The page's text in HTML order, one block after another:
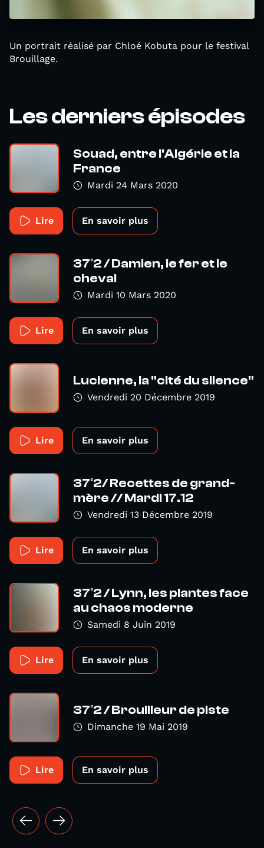
Un portrait réalisé par Chloé Kobuta pour le festival
Brouillage.
Les derniers épisodes
Souad, entre l'Algérie et la
France
Mardi 24 Mars 2020
Lire En savoir plus
37°2 / Damien, le fer et le
cheval
Mardi 10 Mars 2020
Lire En savoir plus
Lucienne, la "cité du silence"
Vendredi 20 Décembre 2019
Lire En savoir plus
37°2/ Recettes de grand-
mère // Mardi 17.12
Vendredi 13 Décembre 2019
Lire En savoir plus
37°2 / Lynn, les plantes face
au chaos moderne
Samedi 8 Juin 2019
Lire En savoir plus
37°2 / Brouilleur de piste
Dimanche 19 Mai 2019
Lire En savoir plus